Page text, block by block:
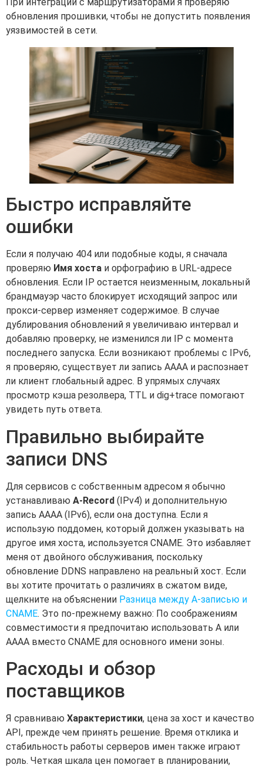
обновления прошивки, чтобы не допустить появления
уязвимостей в сети.
Быстро исправляйте
ошибки
Если я получаю 404 или подобные коды, я сначала
проверяю Имя хоста и орфографию в URL-адресе
обновления. Если IP остается неизменным, локальный
брандмауэр часто блокирует исходящий запрос или
прокси-сервер изменяет содержимое. В случае
дублирования обновлений я увеличиваю интервал и
добавляю проверку, не изменился ли IP с момента
последнего запуска. Если возникают проблемы с IPv6,
я проверяю, существует ли запись AAAA и распознает
ли клиент глобальный адрес. В упрямых случаях
просмотр кэша резолвера, TTL и dig+trace помогают
увидеть путь ответа.
Правильно выбирайте
записи DNS
Для сервисов с собственным адресом я обычно
устанавливаю A-Record (IPv4) и дополнительную
запись AAAA (IPv6), если она доступна. Если я
использую поддомен, который должен указывать на
другое имя хоста, используется CNAME. Это избавляет
меня от двойного обслуживания, поскольку
обновление DDNS направлено на реальный хост. Если
вы хотите прочитать о различиях в сжатом виде,
щелкните на объяснении Разница между A-записью и
CNAME. Это по-прежнему важно: По соображениям
совместимости я предпочитаю использовать A или
AAAA вместо CNAME для основного имени зоны.
Расходы и обзор
поставщиков
Я сравниваю Характеристики, цена за хост и качество
API, прежде чем принять решение. Время отклика и
стабильность работы серверов имен также играют
роль. Четкая шкала цен помогает в планировании,